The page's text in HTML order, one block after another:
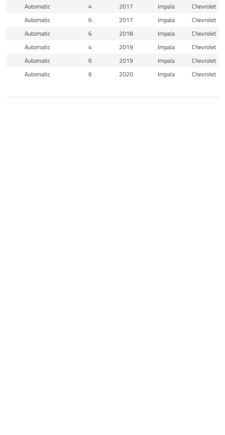
Chevrolet
Impala
2017
4
Automatic
Chevrolet
Impala
2017
6
Automatic
Chevrolet
Impala
2018
6
Automatic
Chevrolet
Impala
2019
4
Automatic
Chevrolet
Impala
2019
6
Automatic
Chevrolet
Impala
2020
6
Automatic